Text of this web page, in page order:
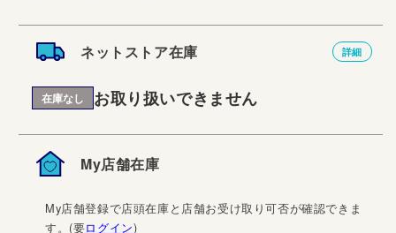
ネットストア在庫 詳細
在庫なし お取り扱いできません
My店舗在庫
My店舗登録で店頭在庫と店舗お受け取り可否が確認できま
す。(要ログイン)